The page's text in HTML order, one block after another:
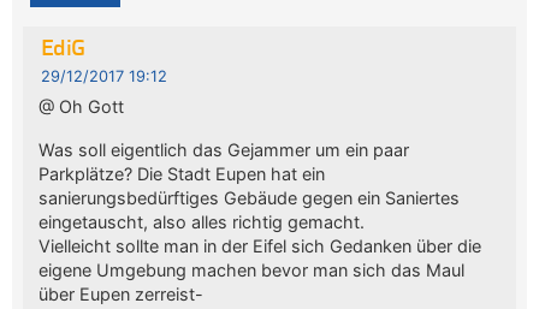
EdiG
29/12/2017 19:12
@ Oh Gott
Was soll eigentlich das Gejammer um ein paar
Parkplätze? Die Stadt Eupen hat ein
sanierungsbedürftiges Gebäude gegen ein Saniertes
eingetauscht, also alles richtig gemacht.
Vielleicht sollte man in der Eifel sich Gedanken über die
eigene Umgebung machen bevor man sich das Maul
über Eupen zerreist-